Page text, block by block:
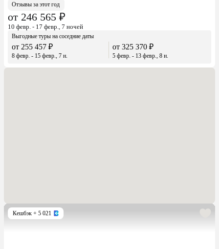
Отзывы за этот год
от 246 565 ₽
10 февр. - 17 февр., 7 ночей
Выгодные туры на соседние даты
от 255 457 ₽
8 февр. - 15 февр., 7 н.
от 325 370 ₽
5 февр. - 13 февр., 8 н.
Кешбэк + 5 021